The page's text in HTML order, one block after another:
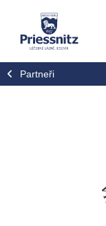
Partneři